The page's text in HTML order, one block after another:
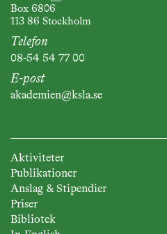
Box 6806
113 86 Stockholm
Telefon
08-54 54 77 00
E-post
akademien@ksla.se
Aktiviteter
Publikationer
Anslag & Stipendier
Priser
Bibliotek